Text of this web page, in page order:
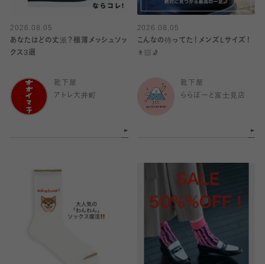
2026.08.05
あなたはどの丈派？極薄メッシュソッ
クス3選
靴下屋
アトレ大井町
2026.08.05
こんなの待ってた！メンズLサイズ！
👨🏻🧦
靴下屋
ららぽーと富士見店